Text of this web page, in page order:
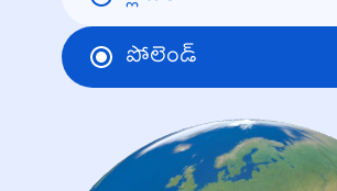
పోలెండ్